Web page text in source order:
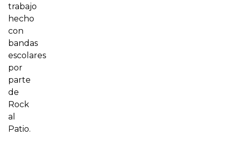
trabajo
hecho
con
bandas
escolares
por
parte
de
Rock
al
Patio.